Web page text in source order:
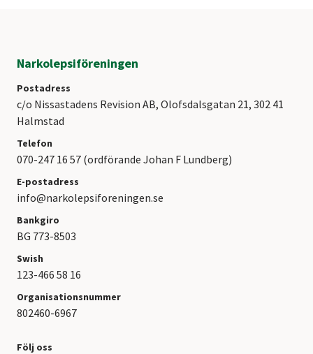
Narkolepsiföreningen
Postadress
c/o Nissastadens Revision AB, Olofsdalsgatan 21, 302 41
Halmstad
Telefon
070-247 16 57 (ordförande Johan F Lundberg)
E-postadress
info@narkolepsiforeningen.se
Bankgiro
BG 773-8503
Swish
123-466 58 16
Organisationsnummer
802460-6967
Följ oss